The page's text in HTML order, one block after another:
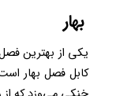
بهار
یکی از بهترین
کابل فصل بهار